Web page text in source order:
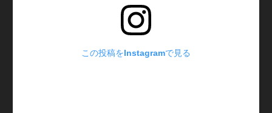
この投稿をInstagramで見る